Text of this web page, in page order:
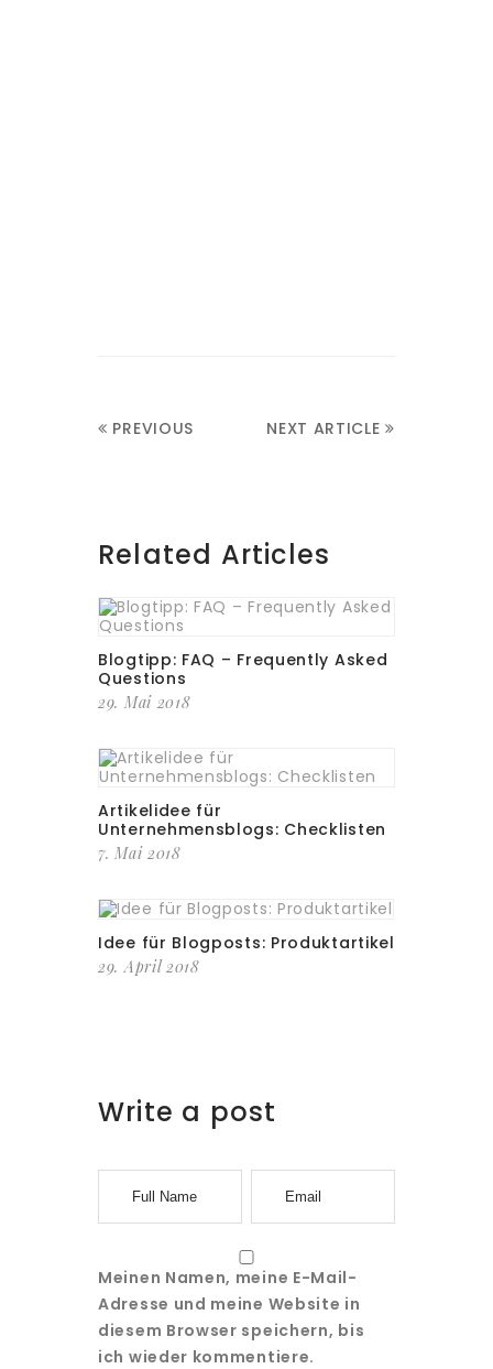
PREVIOUS
NEXT ARTICLE
Related Articles
Blogtipp: FAQ – Frequently Asked
Questions
29. Mai 2018
Artikelidee für
Unternehmensblogs: Checklisten
7. Mai 2018
Idee für Blogposts: Produktartikel
29. April 2018
Write a post
Meinen Namen, meine E-Mail-
Adresse und meine Website in
diesem Browser speichern, bis
ich wieder kommentiere.